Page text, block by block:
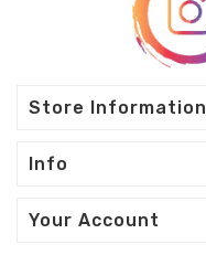
Store Information
Info
Your Account